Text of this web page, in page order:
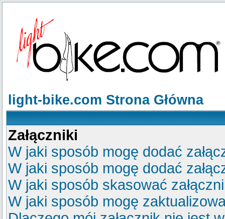
light-bike.com Strona Główna
Załączniki
W jaki sposób mogę dodać
W jaki sposób mogę dodać
W jaki sposób skasować
W jaki sposób mogę